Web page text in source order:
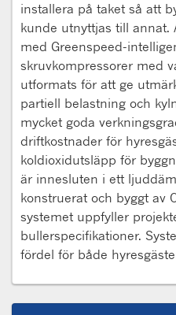
installera på taket så att
kunde utnyttjas till annat.
med Greenspeed-
skruvkompressorer med
utformats för att ge
partiell belastning och
mycket goda
driftkostnader för
koldioxidutsläpp för
är innesluten i ett
konstruerat och byggt av
systemet uppfyller
bullerspecifikationer.
fördel för både